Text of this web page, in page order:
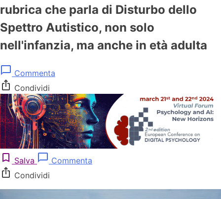
rubrica che parla di Disturbo dello
Spettro Autistico, non solo
nell'infanzia, ma anche in età adulta
chat_bubble_outline Commenta
ios_share Condividi
bookmark_border Salva chat_bubble_outline Commenta
ios_share Condividi